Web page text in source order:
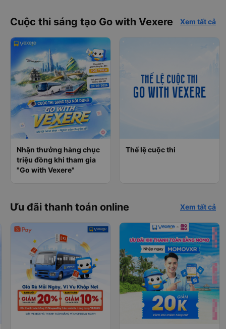
Cuộc thi sáng tạo Go with Vexere Xem tất cả
Nhận thưởng hàng chục
triệu đồng khi tham gia
"Go with Vexere"
Thể lệ cuộc thi
Ưu đãi thanh toán online Xem tất cả